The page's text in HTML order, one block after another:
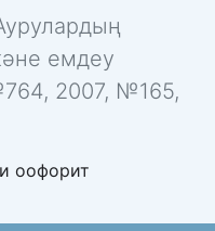
емдеу
2007, №165,
оофорит